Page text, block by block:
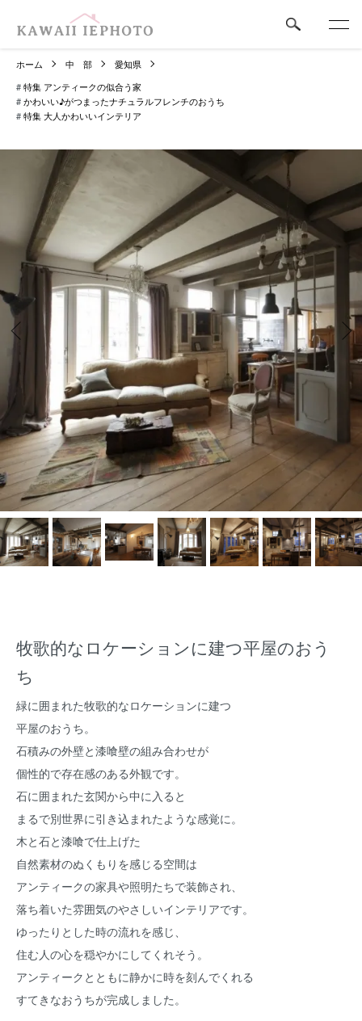
ホーム 中 部
愛知県
#特集 アンティークの似合う家
#かわいい♪がつまったナチュラルフレンチのおうち
#特集 大人かわいいインテリア
牧歌的なロケーションに建つ平屋のおう
ち
緑に囲まれた牧歌的なロケーションに建つ
平屋のおうち。
石積みの外壁と漆喰壁の組み合わせが
個性的で存在感のある外観です。
石に囲まれた玄関から中に入ると
まるで別世界に引き込まれたような感覚に。
木と石と漆喰で仕上げた
自然素材のぬくもりを感じる空間は
アンティークの家具や照明たちで装飾され、
落ち着いた雰囲気のやさしいインテリアです。
ゆったりとした時の流れを感じ、
住む人の心を穏やかにしてくれそう。
アンティークとともに静かに時を刻んでくれる
すてきなおうちが完成しました。